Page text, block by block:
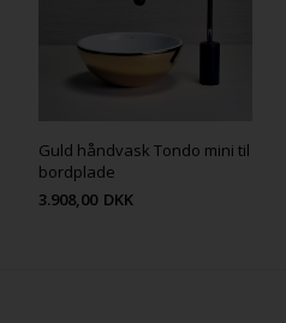
Guld håndvask Tondo mini til
bordplade
3.908,00 DKK